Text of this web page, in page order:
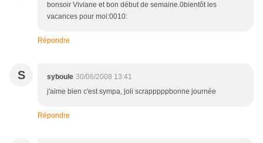
bonsoir Viviane et bon début de semaine.0bientôt les
vacances pour moi:0010:
Répondre
S syboule 30/06/2008 13:41
j'aime bien c'est sympa, joli scrapppppbonne journée
Répondre